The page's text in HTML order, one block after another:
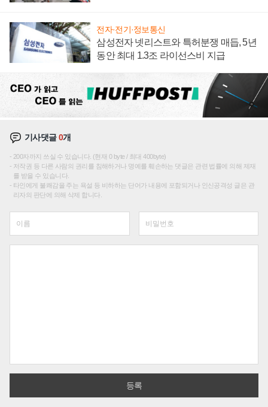
전자·전기·정보통신
삼성전자 넷리스트와 특허분쟁 매듭, 5년
동안 최대 1.3조 라이선스비 지급
기사댓글0개
200자까지 쓰실 수 있습니다. (현재 0 byte / 최대 400byte)
저작권 등 다른 사람의 권리를 침해하거나 명예를 훼손하는 댓글은 관련 법률에 의해 제재
를 받을 수 있습니다.
타인에게 불쾌감을 주는 욕설 등 비하하는 단어가 내용에 포함되거나 인신공격성 글은 관
리자의 판단에 의해 삭제 합니다.